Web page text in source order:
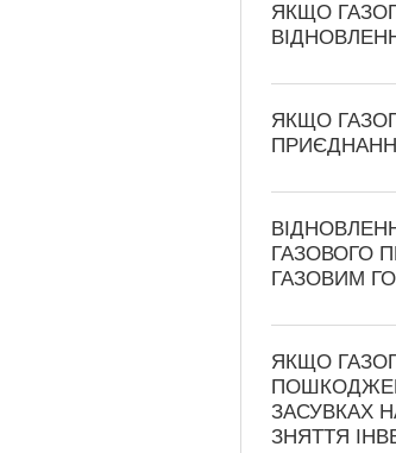
ЯКЩО
ЯКЩО
ГАЗОВОГО
ГАЗОВИМ
ЯКЩО
ЗАСУВКАХ
ЗНЯТТЯ